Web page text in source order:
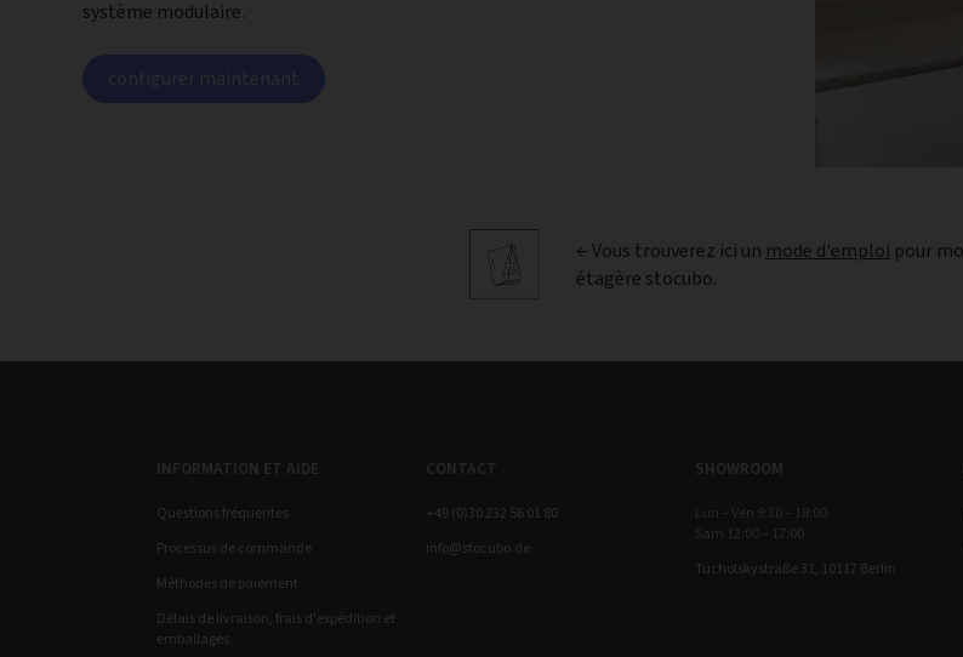
système modulaire.
configurer maintenant
← Vous trouverez ici un mode d'emploi pour
étagère stocubo.
INFORMATION ET AIDE
Questions fréquentes
Processus de commande
Méthodes de paiement
Délais de livraison, frais d'expédition et
emballages
CONTACT
+49 (0)30 232 56 01 80
info@stocubo.de
SHOWROOM
Lun – Ven 9:30 – 18:00
Sam 12:00 – 17:00
Tucholskystraße 31, 10117 Berlin